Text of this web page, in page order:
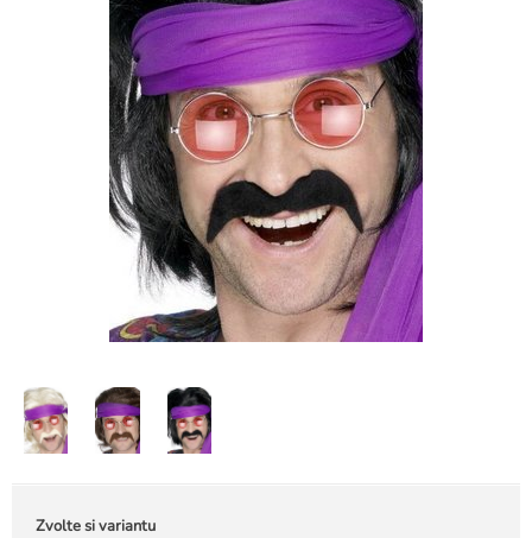
Zvolte si variantu